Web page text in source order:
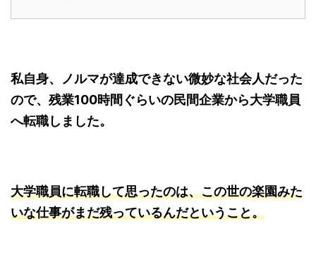
私自身、ノルマが達成できない微妙な社会人だった
ので、残業100時間ぐらいの民間企業から大学職員
へ転職しました。
大学職員に転職して思ったのは、この世の楽園みた
いな仕事がまだ残っているんだということ。